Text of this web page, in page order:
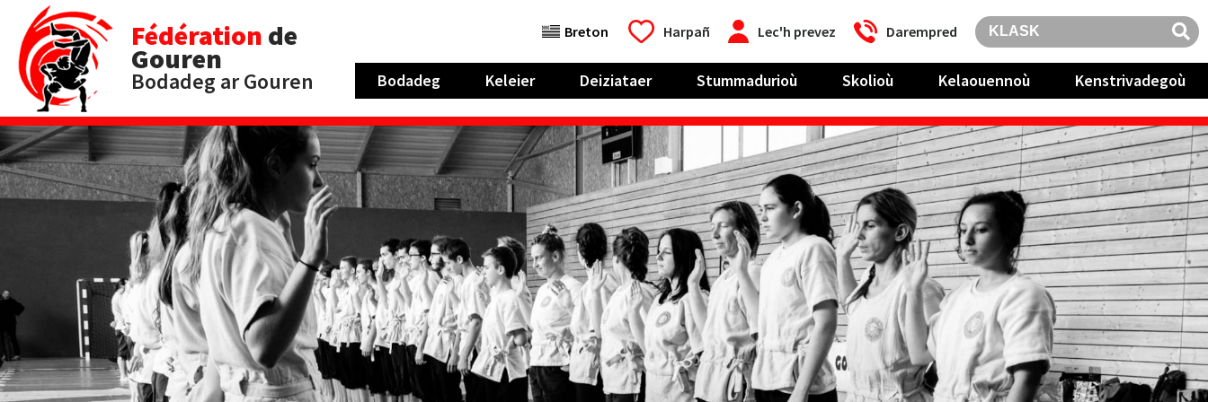
Fédération de
Gouren
Bodadeg ar Gouren
Breton Harpañ Lec'h prevez Darempred
Bodadeg Keleier Deiziataer Stummadurioù Skolioù Kelaouennoù Kenstrivadegoù